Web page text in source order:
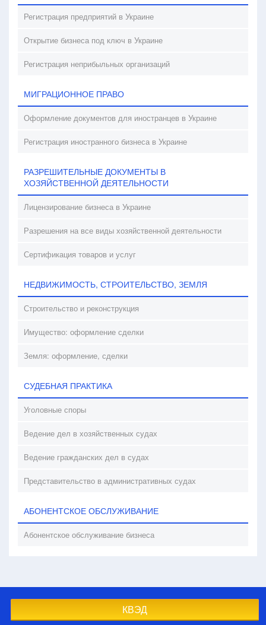
Регистрация предприятий в Украине
Открытие бизнеса под ключ в Украине
Регистрация неприбыльных организаций
МИГРАЦИОННОЕ ПРАВО
Оформление документов для иностранцев в Украине
Регистрация иностранного бизнеса в Украине
РАЗРЕШИТЕЛЬНЫЕ ДОКУМЕНТЫ В
ХОЗЯЙСТВЕННОЙ ДЕЯТЕЛЬНОСТИ
Лицензирование бизнеса в Украине
Разрешения на все виды хозяйственной деятельности
Сертификация товаров и услуг
НЕДВИЖИМОСТЬ, СТРОИТЕЛЬСТВО, ЗЕМЛЯ
Строительство и реконструкция
Имущество: оформление сделки
Земля: оформление, сделки
СУДЕБНАЯ ПРАКТИКА
Уголовные споры
Ведение дел в хозяйственных судах
Ведение гражданских дел в судах
Представительство в административных судах
АБОНЕНТСКОЕ ОБСЛУЖИВАНИЕ
Абонентское обслуживание бизнеса
КВЭД